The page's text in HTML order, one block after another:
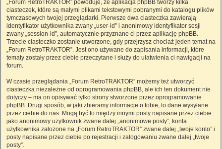
„Forum RetroTRAKTOR” powoduje, że aplikacja phpBB tworzy kilka
ciasteczek, które są małymi plikami tekstowymi pobranymi do katalogu plików
tymczasowych twojej przeglądarki. Pierwsze dwa ciasteczka zawierają
identyfikator użytkownika zwany „user-id” i anonimowy identyfikator sesji
zwany „session-id”, automatycznie przyznane ci przez aplikację phpBB.
Trzecie ciasteczko zostanie utworzone, gdy przejrzysz chociaż jeden temat na
„Forum RetroTRAKTOR”. Jest ono używane do zapisania informacji, które
tematy zostały przez ciebie przeczytane i służy do ułatwienia ci nawigacji na
forum.
W czasie przeglądania „Forum RetroTRAKTOR” możemy też utworzyć
ciasteczka niezależne od oprogramowania phpBB, ale ich ten dokument nie
dotyczy – ma on opisywać tylko strony stworzone przez oprogramowanie
phpBB. Drugi sposób, w jaki zbieramy informacje o tobie, to dane wysyłane
przez ciebie do nas. Mogą być to między innymi posty napisane przez ciebie
jako anonimowy użytkownik zwane dalej „anonimowe posty”, konta
użytkownika założone na „Forum RetroTRAKTOR” zwane dalej „twoje konto” i
posty napisane przez ciebie po rejestracji i zalogowaniu zwane dalej „twoje
posty”.